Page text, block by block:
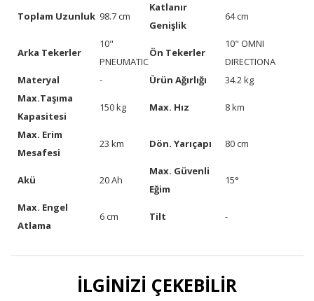
Toplam Uzunluk 98.7 cm
Katlanır
Genişlik
64 cm
Arka Tekerler
10"
PNEUMATIC
Ön Tekerler
10" OMNI
DIRECTIONA
Materyal
- Ürün Ağırlığı
34.2 kg
Max.Taşıma
Kapasitesi
150 kg Max. Hız 8 km
Max. Erim
Mesafesi
23 km Dön. Yarıçapı 80 cm
Akü 20 Ah
Max. Güvenli
Eğim
15°
Max. Engel
Atlama
6 cm Tilt -
İLGINIZI ÇEKEBILIR